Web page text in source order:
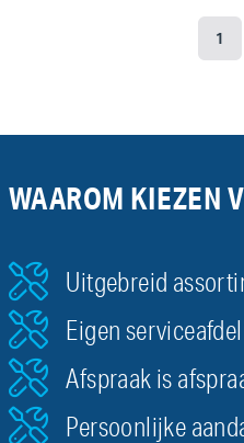
1
WAAROM KIEZEN
Uitgebreid
Eigen
Afspraak is
Persoonlijke